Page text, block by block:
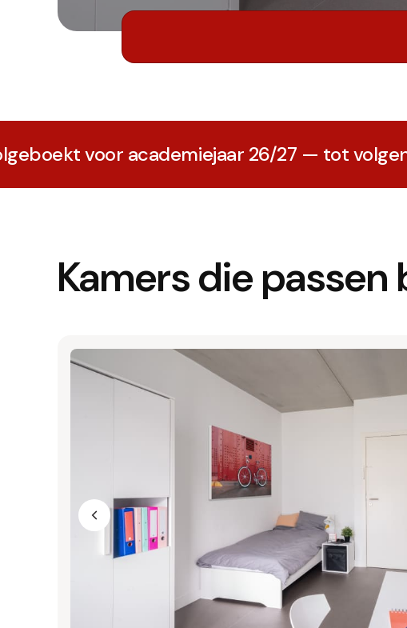
voor academiejaar 26/27 — tot volgend jaar!
Kamers die